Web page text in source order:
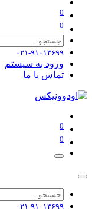
0
0
۰۲۱-۹۱۰۱۳۶۹۹
ورود به سیستم
تماس با ما
0
0
۰۲۱-۹۱۰۱۳۶۹۹